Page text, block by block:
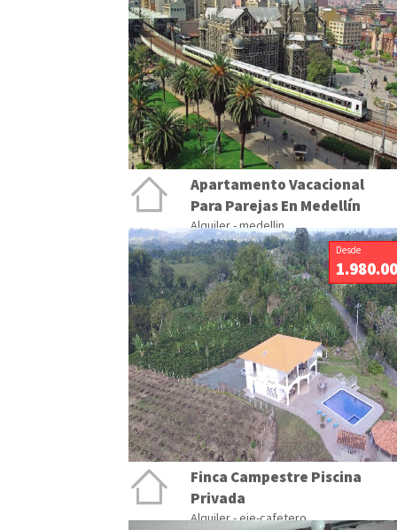
Apartamento Vacacional
Para Parejas En Medellín
Alquiler - medellin
Desde
Finca Campestre Piscina
Privada
Alquiler - eje-cafetero